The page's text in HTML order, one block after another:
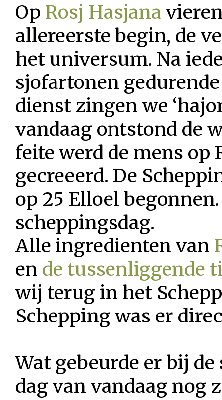
Op Rosj Hasjana
allereerste begin, de
het universum. Na
sjofartonen
dienst zingen we
vandaag ontstond de
feite werd de mens op
gecreeerd. De
op 25 Elloel
scheppingsdag.
Alle ingredienten van
en de tussenliggende
wij terug in het
Schepping was er
Wat gebeurde er bij
dag van vandaag nog